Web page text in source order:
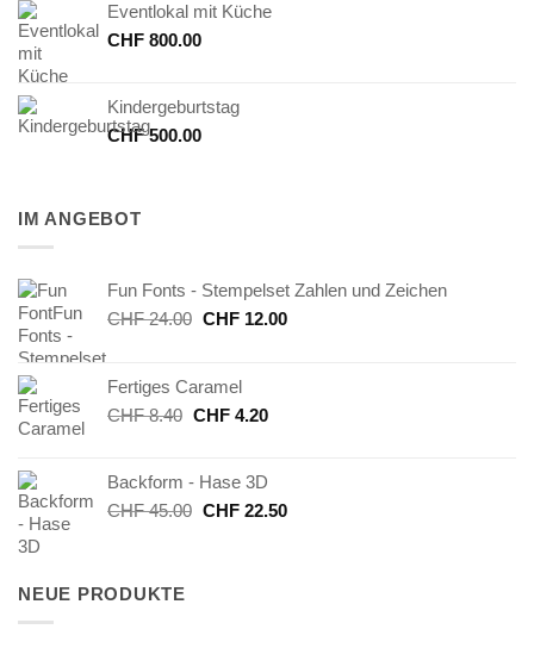
Eventlokal mit Küche
CHF 800.00
Kindergeburtstag
CHF500.00
IM ANGEBOT
Fun Fonts - Stempelset Zahlen und Zeichen
CHF24.00 Ursprünglicher
CHF 24.00
CHF12.00Aktueller
Fertiges Caramel
CHF8.40 Ursprünglicher
CHF 8.40
CHF4.20Aktueller
CHF 4.20.
Backform - Hase 3D
CHF45.00 Ursprünglicher
CHF22.50Aktueller
NEUE PRODUKTE